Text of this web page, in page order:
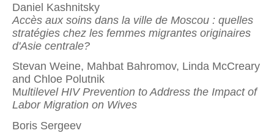
Daniel Kashnitsky
Accès aux soins dans la ville de Moscou : quelles
stratégies chez les femmes migrantes originaires
d'Asie centrale?
Stevan Weine, Mahbat Bahromov, Linda McCreary
and Chloe Polutnik
Multilevel HIV Prevention to Address the Impact of
Labor Migration on Wives
Boris Sergeev